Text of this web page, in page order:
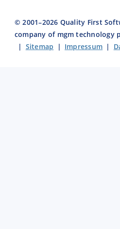
© 2001–2026 Quality First
company of mgm technology
| Sitemap | Impressum |